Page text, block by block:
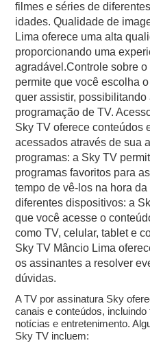
filmes e séries de
idades. Qualidade de
Lima oferece uma alta
proporcionando uma
agradável.Controle sobre
permite que você escolha
quer assistir,
programação de TV.
Sky TV oferece conteúdos
acessados através de sua
programas: a Sky TV
programas favoritos para
tempo de vê-los na hora
diferentes dispositivos: a
que você acesse o
como TV, celular, tablet e
Sky TV Mâncio Lima
os assinantes a resolver
dúvidas.
A TV por assinatura Sky
canais e conteúdos,
notícias e entretenimento.
Sky TV incluem: